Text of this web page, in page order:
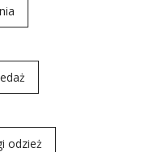
odzież